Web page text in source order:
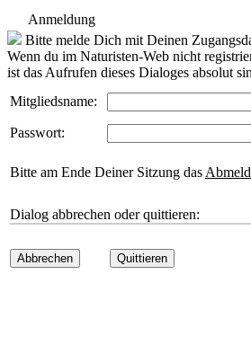
Anmeldung
Bitte melde Dich mit Deinen
Wenn du im Naturisten-Web nicht
ist das Aufrufen dieses Dialoges absolut
Mitgliedsname:
Passwort:
Bitte am Ende Deiner Sitzung das
Dialog abbrechen oder quittieren:
Abbrechen Quittieren